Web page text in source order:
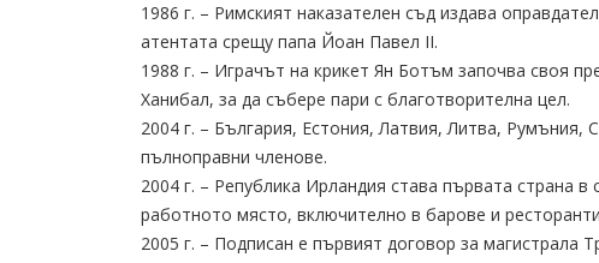
1986 г. – Римският наказателен съд издава
атентата срещу папа Йоан Павел II.
1988 г. – Играчът на крикет Ян Ботъм започва своя
Ханибал, за да събере пари с благотворителна цел.
2004 г. – България, Естония, Латвия, Литва,
пълноправни членове.
2004 г. – Република Ирландия става първата страна
работното място, включително в барове и
2005 г. – Подписан е първият договор за магистрала